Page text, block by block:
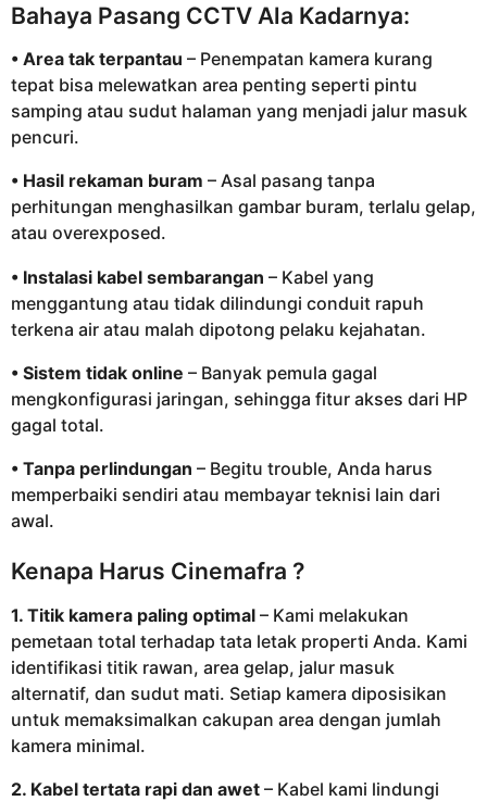
Bahaya Pasang CCTV Ala Kadarnya:
• Area tak terpantau – Penempatan kamera kurang
tepat bisa melewatkan area penting seperti pintu
samping atau sudut halaman yang menjadi jalur masuk
pencuri.
• Hasil rekaman buram – Asal pasang tanpa
perhitungan menghasilkan gambar buram, terlalu gelap,
atau overexposed.
• Instalasi kabel sembarangan – Kabel yang
menggantung atau tidak dilindungi conduit rapuh
terkena air atau malah dipotong pelaku kejahatan.
• Sistem tidak online – Banyak pemula gagal
mengkonfigurasi jaringan, sehingga fitur akses dari HP
gagal total.
• Tanpa perlindungan – Begitu trouble, Anda harus
memperbaiki sendiri atau membayar teknisi lain dari
awal.
Kenapa Harus Cinemafra ?
1. Titik kamera paling optimal – Kami melakukan
pemetaan total terhadap tata letak properti Anda. Kami
identifikasi titik rawan, area gelap, jalur masuk
alternatif, dan sudut mati. Setiap kamera diposisikan
untuk memaksimalkan cakupan area dengan jumlah
kamera minimal.
2. Kabel tertata rapi dan awet – Kabel kami lindungi